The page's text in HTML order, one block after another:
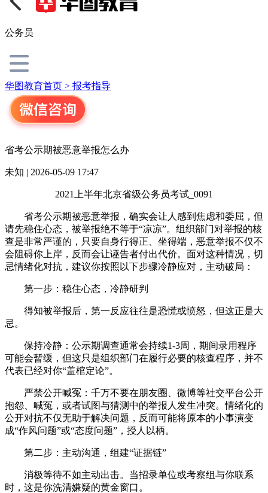
公务员
华图教育首页 > 报考指导
省考公示期被恶意举报怎么办
未知 | 2026-05-09 17:47
2021上半年北京省级公务员考试_0091
省考公示期被恶意举报，确实会让人感到焦虑和委屈，但
请先稳住心态，被举报绝不等于“凉凉”。组织部门对举报的核
查是非常严谨的，只要自身行得正、坐得端，恶意举报不仅不
会阻碍你上岸，反而会让诬告者付出代价。面对这种情况，切
忌情绪化对抗，建议你按照以下步骤冷静应对，主动破局：
第一步：稳住心态，冷静研判
得知被举报后，第一反应往往是恐慌或愤怒，但这正是大
忌。
保持冷静：公示期调查通常会持续1-3周，期间录用程序
可能会暂缓，但这只是组织部门在履行必要的核查程序，并不
代表已经对你“盖棺定论”。
严禁公开喊冤：千万不要在朋友圈、微博等社交平台公开
抱怨、喊冤，或者试图与猜测中的举报人发生冲突。情绪化的
公开对抗不仅无助于解决问题，反而可能将原本的小事演变
成“作风问题”或“态度问题”，授人以柄。
第二步：主动沟通，组建“证据链”
消极等待不如主动出击。当招录单位或考察组与你联系
时，这是你洗清嫌疑的黄金窗口。